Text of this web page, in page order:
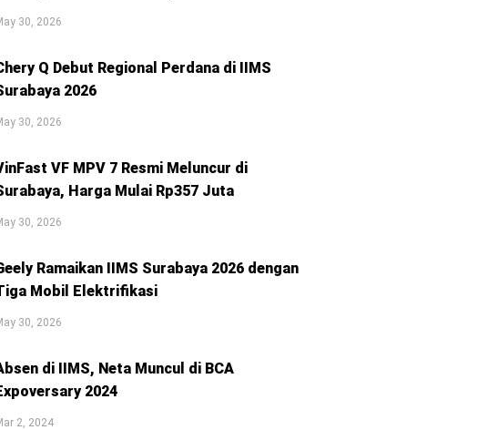
30, 2026
Q Debut Regional Perdana di IIMS
2026
30, 2026
VF MPV 7 Resmi Meluncur di
Harga Mulai Rp357 Juta
30, 2026
Ramaikan IIMS Surabaya 2026 dengan
Mobil Elektrifikasi
30, 2026
di IIMS, Neta Muncul di BCA
2024
2, 2024